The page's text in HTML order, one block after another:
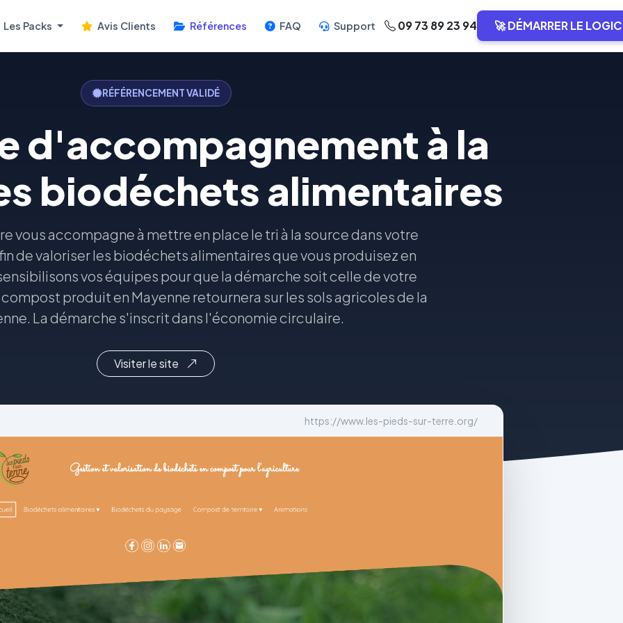
Les Packs Avis Clients Références FAQ Support 09 73 89 23 94 🚀 DÉMARRER LE
RÉFÉRENCEMENT VALIDÉ
d'accompagnement à la
biodéchets alimentaires
vous accompagne à mettre en place le tri à la source dans votre
de valoriser les biodéchets alimentaires que vous produisez en
vos équipes pour que la démarche soit celle de votre
produit en Mayenne retournera sur les sols agricoles de la
La démarche s'inscrit dans l'économie circulaire.
Visiter le site
https://www.les-pieds-sur-terre.org/